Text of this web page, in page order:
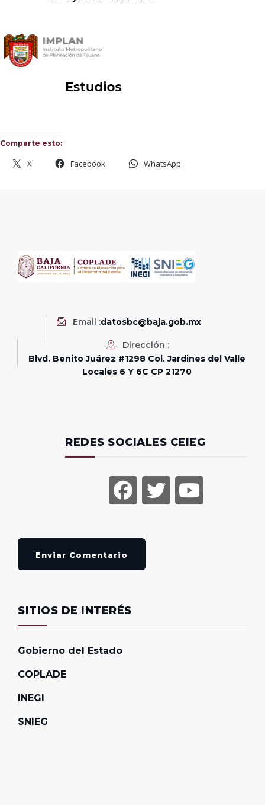
Comparte esto:
X Facebook WhatsApp
Email :datosbc@baja.gob.mx
Dirección :
Blvd. Benito Juárez #1298 Col. Jardines del Valle
Locales 6 Y 6C CP 21270
REDES SOCIALES CEIEG
Enviar Comentario
SITIOS DE INTERÉS
Gobierno del Estado
COPLADE
INEGI
SNIEG